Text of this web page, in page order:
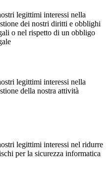
legittimi interessi nella
dei nostri diritti e obblighi
o nel rispetto di un obbligo
legittimi interessi nella
della nostra attività
legittimi interessi nel ridurre
per la sicurezza informatica